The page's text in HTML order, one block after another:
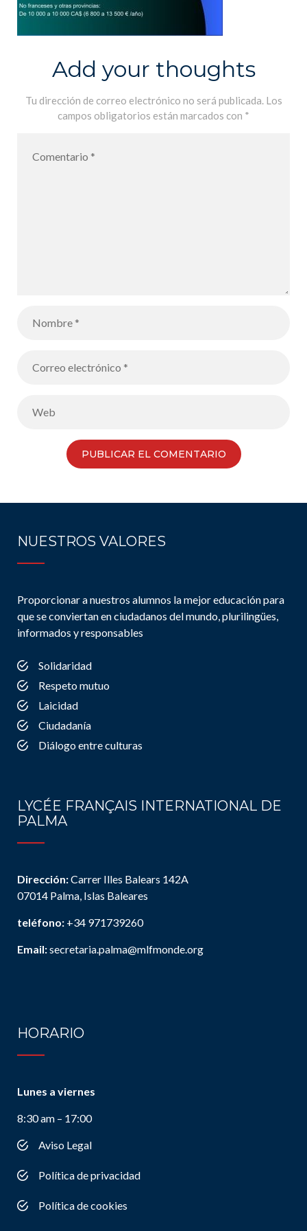
Add your thoughts
Tu dirección de correo electrónico no será publicada. Los
campos obligatorios están marcados con *
NUESTROS VALORES
Proporcionar a nuestros alumnos la mejor educación para
que se conviertan en ciudadanos del mundo, plurilingües,
informados y responsables
Solidaridad
Respeto mutuo
Laicidad
Ciudadanía
Diálogo entre culturas
LYCÉE FRANÇAIS INTERNATIONAL DE
PALMA
Dirección:Carrer Illes Balears 142A
07014 Palma, Islas Baleares
teléfono: +34 971739260
Email:secretaria.palma@mlfmonde.org
HORARIO
Lunes a viernes
8:30 am – 17:00
Aviso Legal
Política de privacidad
Política de cookies